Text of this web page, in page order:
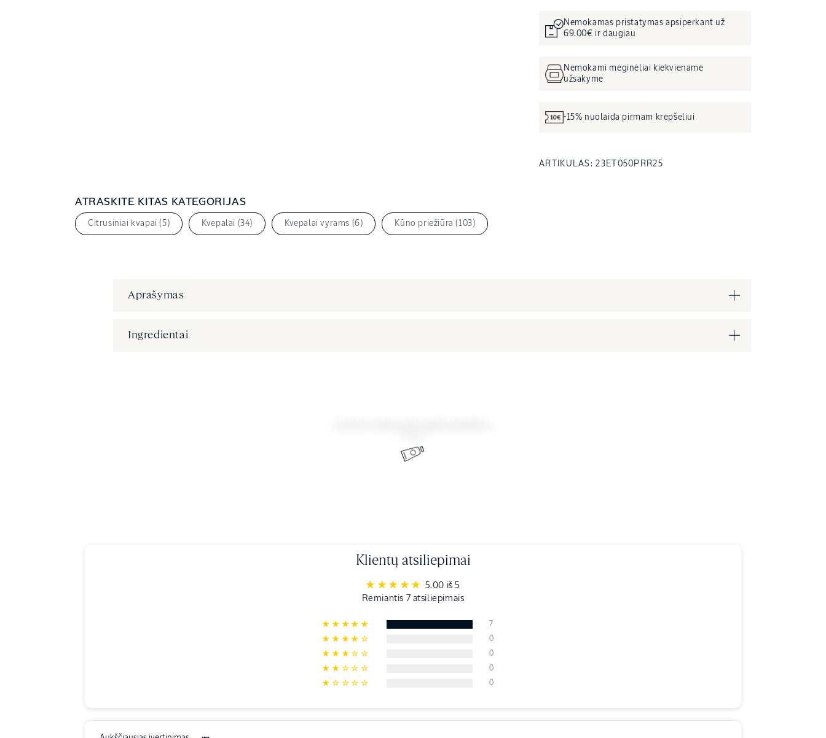
Nemokamas pristatymas apsiperkant už
69.00€ ir daugiau
Nemokami mėginėliai kiekviename
užsakyme
-15% nuolaida pirmam krepšeliui
ARTIKULAS:SKU
23ET050PRR25
ATRASKITE KITAS KATEGORIJAS
Citrusiniai kvapai (5) Kvepalai (34) Kvepalai vyrams (6) Kūno priežiūra (103)
Aprašymas
Ingredientai
Klientų atsiliepimai
5.00 iš 5
Remiantis 7 atsiliepimais
7
0
0
0
0